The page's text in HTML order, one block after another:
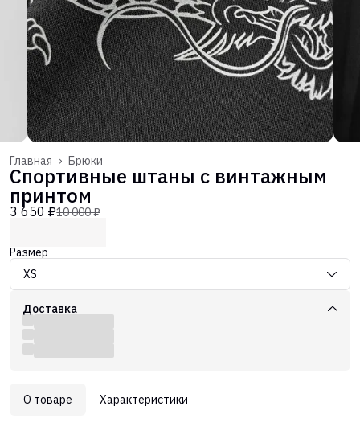
Брюки
Главная ›
Спортивные штаны с винтажным
принтом
3 650 ₽10 000 ₽
Размер
XS
Доставка
О товаре Характеристики